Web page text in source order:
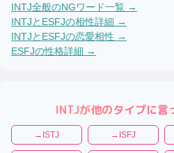
INTJ全般のNGワード一覧 →
INTJと ESFJの相性詳細 →
INTJと ESFJの恋愛相性 →
ESFJの性格詳細 →
INTJが他のタイプに言
→ ISTJ → ISFJ